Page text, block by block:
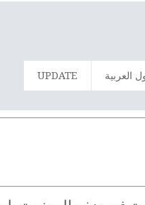
العربية UPDATE